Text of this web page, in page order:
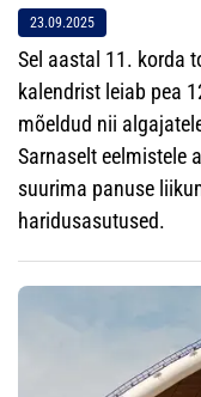
23.09.2025
Sel aastal 11. korda
kalendrist leiab pea
mõeldud nii
Sarnaselt eelmistele
suurima panuse
haridusasutused.